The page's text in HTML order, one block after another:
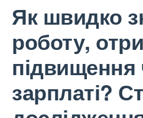
Як швидко
роботу,
підвищення
зарплаті?